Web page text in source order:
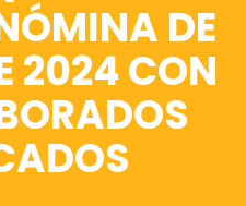
DE
2024 CON